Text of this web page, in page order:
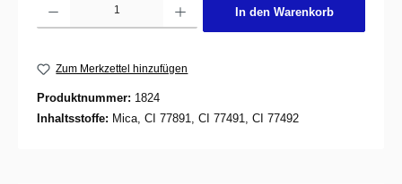
In den Warenkorb
Zum Merkzettel hinzufügen
Produktnummer: 1824
Inhaltsstoffe: Mica, CI 77891, CI 77491, CI 77492